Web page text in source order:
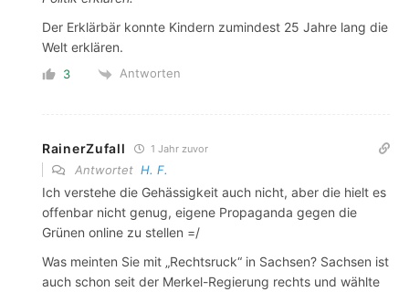
Der Erklärbär konnte Kindern zumindest 25 Jahre lang die
Welt erklären.
3 Antworten
RainerZufall 1 Jahr zuvor
Antwortet H. F.
Ich verstehe die Gehässigkeit auch nicht, aber die hielt es
offenbar nicht genug, eigene Propaganda gegen die
Grünen online zu stellen =/
Was meinten Sie mit „Rechtsruck“ in Sachsen? Sachsen ist
auch schon seit der Merkel-Regierung rechts und wählte